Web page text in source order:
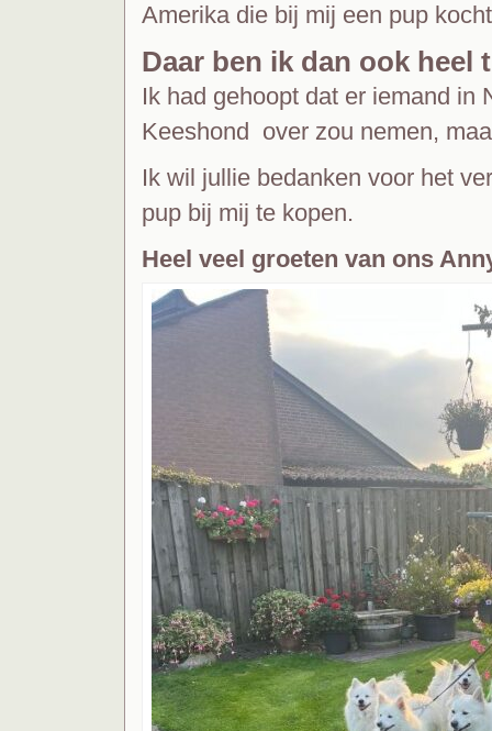
Amerika die bij mij een pup
Daar ben ik dan ook heel
Ik had gehoopt dat er iemand in
Keeshond over zou nemen,
Ik wil jullie bedanken voor het
pup bij mij te kopen.
Heel veel groeten van ons